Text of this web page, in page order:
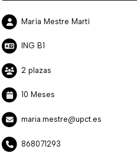
María Mestre Martí
ING B1
2 plazas
10 Meses
maria.mestre@upct.es
868071293